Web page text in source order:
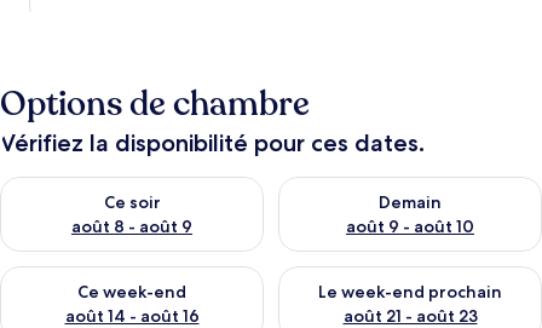
Options de chambre
Vérifiez la disponibilité pour ces dates.
Ce soir
août 8 - août 9
Vérifier la disponibilité pour ce soir août 8 - août 9
Demain
août 9 - août 10
Vérifier la disponibilité pour
Ce week-end
août 14 - août 16
Vérifier la disponibilité pour ce week-end août 14 - août 16
Le week-end prochain
août 21 - août 23
Vérifier la disponibilité pour